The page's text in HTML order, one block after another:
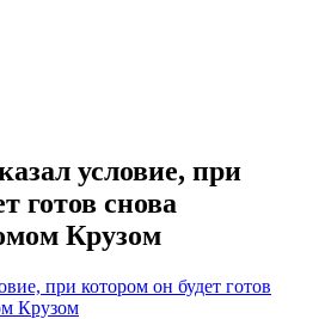
условие, при
готов снова
Крузом
при котором он будет готов
Крузом